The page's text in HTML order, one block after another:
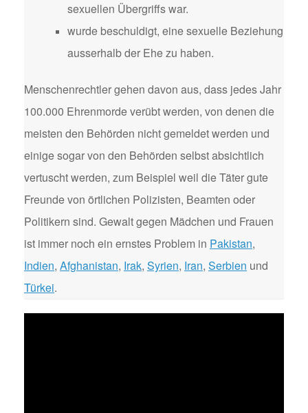
sexuellen Übergriffs war.
wurde beschuldigt, eine sexuelle Beziehung
ausserhalb der Ehe zu haben.
Menschenrechtler gehen davon aus, dass jedes Jahr
100.000 Ehrenmorde verübt werden, von denen die
meisten den Behörden nicht gemeldet werden und
einige sogar von den Behörden selbst absichtlich
vertuscht werden, zum Beispiel weil die Täter gute
Freunde von örtlichen Polizisten, Beamten oder
Politikern sind. Gewalt gegen Mädchen und Frauen
ist immer noch ein ernstes Problem in Pakistan,
Indien, Afghanistan, Irak, Syrien, Iran, Serbien und
Türkei.